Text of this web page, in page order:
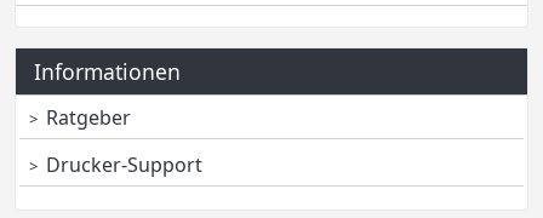
Informationen
Ratgeber
Drucker-Support